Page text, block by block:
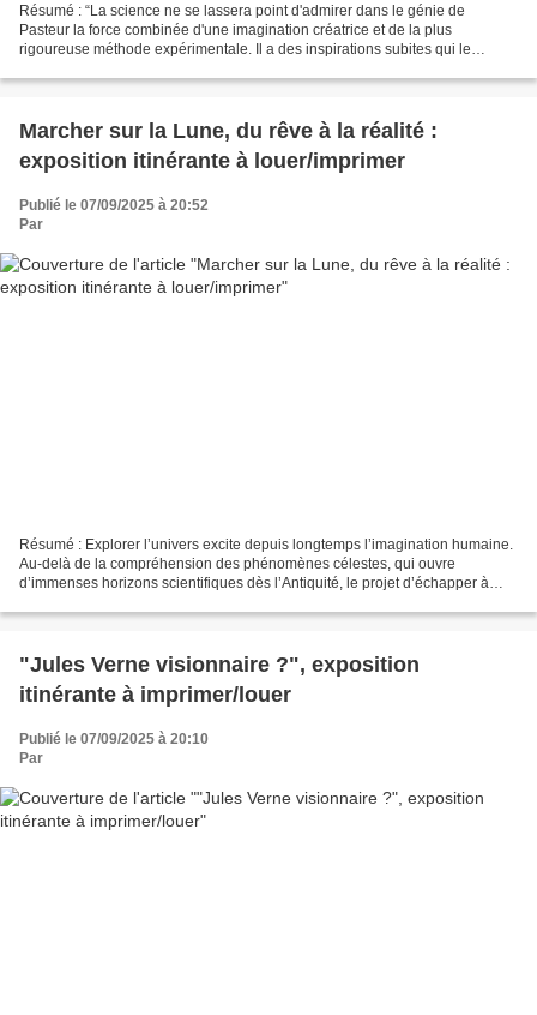
Résumé : “La science ne se lassera point d'admirer dans le génie de
Pasteur la force combinée d'une imagination créatrice et de la plus
rigoureuse méthode expérimentale. Il a des inspirations subites qui le
Marcher sur la Lune, du rêve à la réalité :
exposition itinérante à louer/imprimer
Publié le 07/09/2025 à 20:52
Par
Résumé : Explorer l’univers excite depuis longtemps l’imagination humaine.
Au-delà de la compréhension des phénomènes célestes, qui ouvre
d’immenses horizons scientifiques dès l’Antiquité, le projet d’échapper à
"Jules Verne visionnaire ?", exposition
itinérante à imprimer/louer
Publié le 07/09/2025 à 20:10
Par